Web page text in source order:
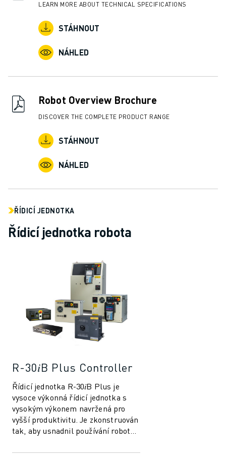
LEARN MORE ABOUT TECHNICAL SPECIFICATIONS
STÁHNOUT
NÁHLED
Robot Overview Brochure
DISCOVER THE COMPLETE PRODUCT RANGE
STÁHNOUT
NÁHLED
ŘÍDICÍ JEDNOTKA
Řídicí jednotka robota
R-30𝑖B Plus Controller
Řídicí jednotka R-30𝑖B Plus je
vysoce výkonná řídicí jednotka s
vysokým výkonem navržená pro
vyšší produktivitu. Je zkonstruován
tak, aby usnadnil používání robotů
průmys...